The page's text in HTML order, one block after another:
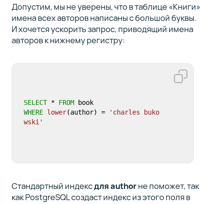
Допустим, мы не уверены, что в таблице «Книги»
имена всех авторов написаны с большой буквы.
И хочется ускорить запрос, приводящий имена
авторов к нижнему регистру:
SELECT * FROM
book
WHERE lower(author) =
'charles buko
wski'
Стандартный индексдля authorне поможет, так
как PostgreSQL создаст индекс из этого поля в